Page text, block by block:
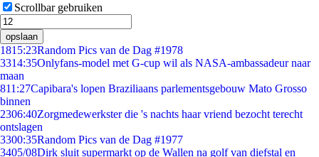
Scrollbar gebruiken
opslaan
1815:23Random Pics van de Dag #1978
3314:35Onlyfans-model met G-cup wil als NASA-ambassadeur naar
maan
811:27Capibara's lopen Braziliaans parlementsgebouw Mato Grosso
binnen
2306:40Zorgmedewerkster die 's nachts haar vriend bezocht terecht
ontslagen
3300:35Random Pics van de Dag #1977
3405/08Dirk sluit supermarkt op de Wallen na golf van diefstal en